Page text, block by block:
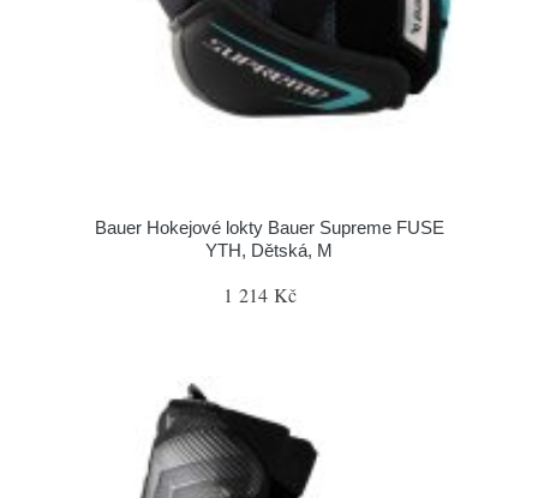
Bauer Hokejové lokty Bauer Supreme FUSE
YTH, Dětská, M
1 214 Kč